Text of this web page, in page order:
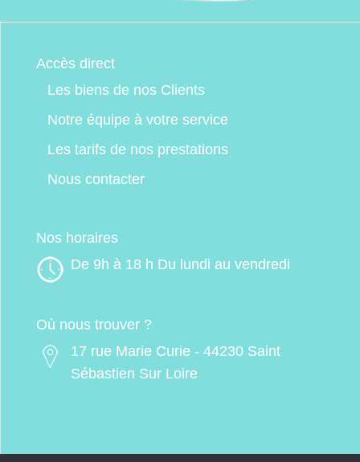
Accès direct
Les biens de nos Clients
Notre équipe à votre service
Les tarifs de nos prestations
Nous contacter
Nos horaires
De 9h à 18 h Du lundi au vendredi
Où nous trouver ?
17 rue Marie Curie - 44230 Saint
Sébastien Sur Loire